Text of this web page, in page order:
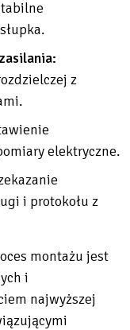
z
elektryczne.
i protokołu z
montażu jest
i
najwyższej